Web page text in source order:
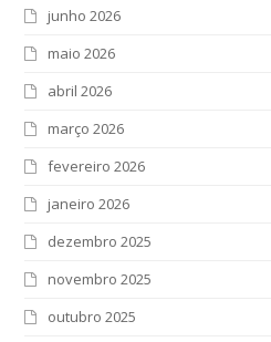
junho 2026
maio 2026
abril 2026
março 2026
fevereiro 2026
janeiro 2026
dezembro 2025
novembro 2025
outubro 2025